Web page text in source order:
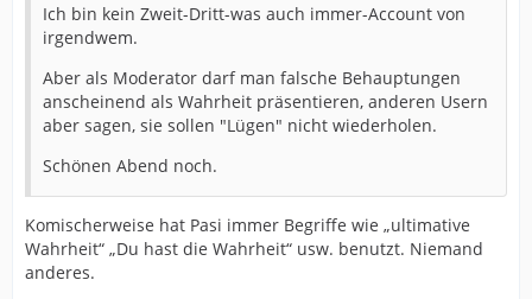
Ich bin kein Zweit-Dritt-was auch immer-Account von
irgendwem.
Aber als Moderator darf man falsche Behauptungen
anscheinend als Wahrheit präsentieren, anderen Usern
aber sagen, sie sollen "Lügen" nicht wiederholen.
Schönen Abend noch.
Komischerweise hat Pasi immer Begriffe wie „ultimative
Wahrheit“ „Du hast die Wahrheit“ usw. benutzt. Niemand
anderes.